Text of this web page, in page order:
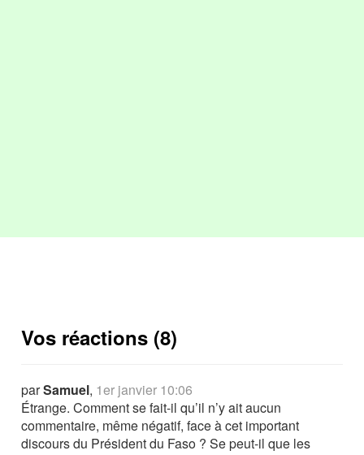
Vos réactions (8)
parSamuel, 1er janvier 10:06
Étrange. Comment se fait-il qu’il n’y ait aucun
commentaire, même négatif, face à cet important
discours du Président du Faso ? Se peut-il que les